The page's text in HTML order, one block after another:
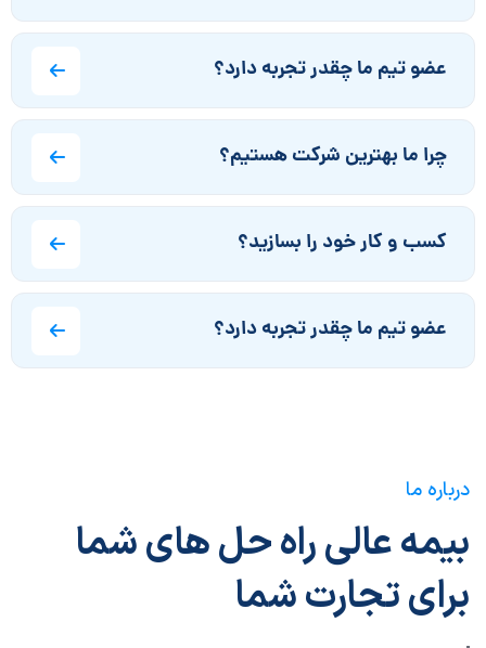
عضو تیم ما چقدر تجربه دارد؟
چرا ما بهترین شرکت هستیم؟
کسب و کار خود را بسازید؟
عضو تیم ما چقدر تجربه دارد؟
درباره ما
بیمه عالی راه حل های شما
برای تجارت شما